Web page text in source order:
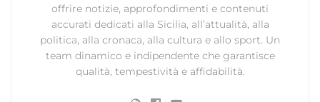
offrire notizie, approfondimenti e contenuti
accurati dedicati alla Sicilia, all’attualità, alla
politica, alla cronaca, alla cultura e allo sport. Un
team dinamico e indipendente che garantisce
qualità, tempestività e affidabilità.